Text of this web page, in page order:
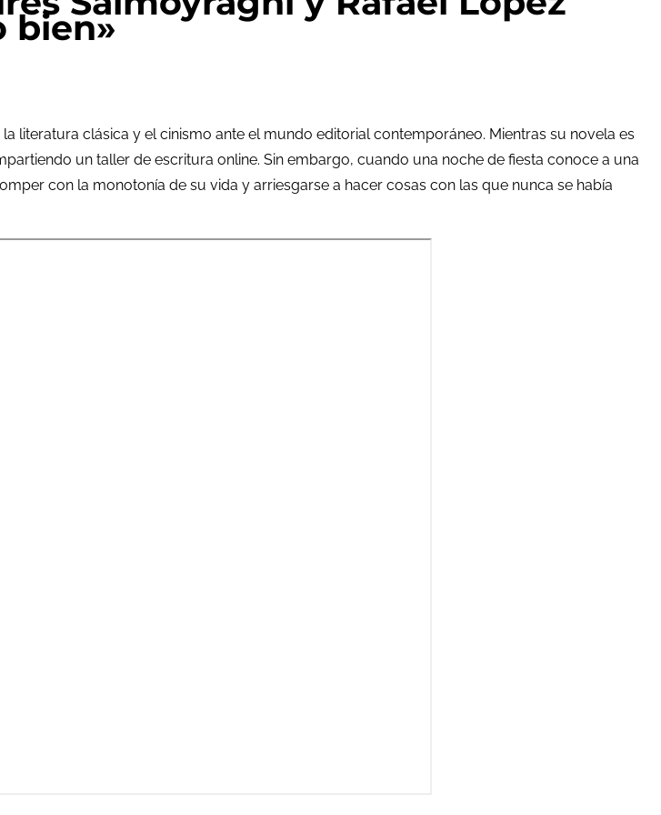
bien»
literatura clásica y el cinismo ante el mundo editorial contemporáneo. Mientras su novela es
un taller de escritura online. Sin embargo, cuando una noche de fiesta conoce a una
con la monotonía de su vida y arriesgarse a hacer cosas con las que nunca se había